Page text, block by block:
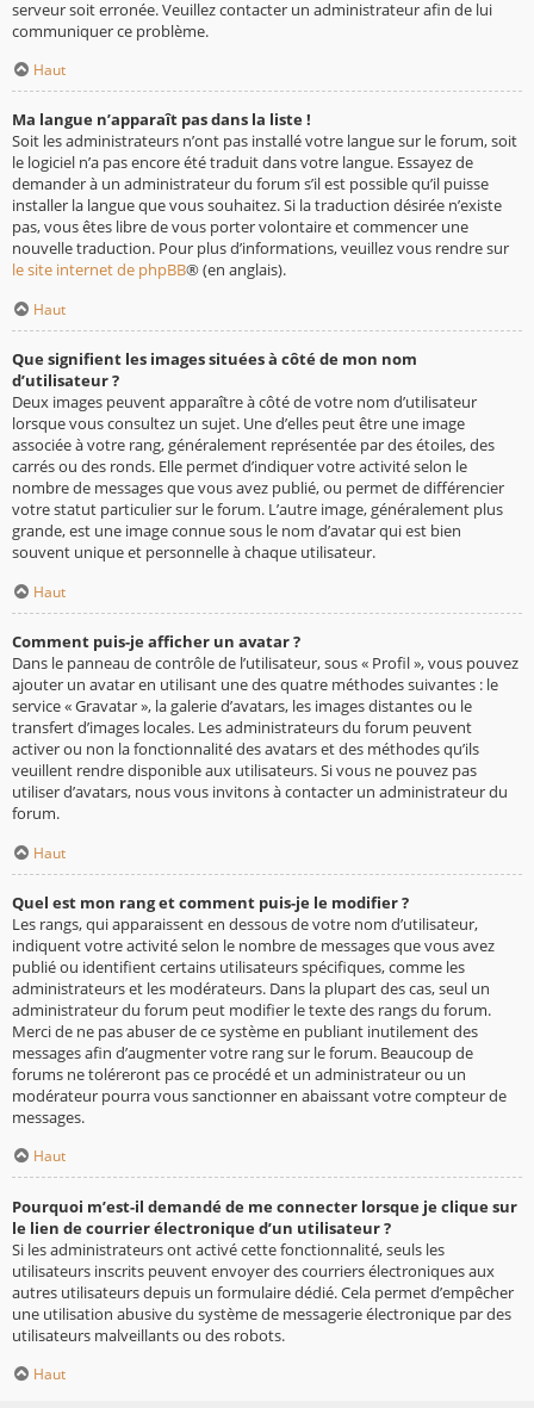
serveur soit erronée. Veuillez contacter un administrateur afin de lui
communiquer ce problème.
Haut
Ma langue n’apparaît pas dans la liste !
Soit les administrateurs n’ont pas installé votre langue sur le forum, soit
le logiciel n’a pas encore été traduit dans votre langue. Essayez de
demander à un administrateur du forum s’il est possible qu’il puisse
installer la langue que vous souhaitez. Si la traduction désirée n’existe
pas, vous êtes libre de vous porter volontaire et commencer une
nouvelle traduction. Pour plus d’informations, veuillez vous rendre sur
le site internet de phpBB® (en anglais).
Haut
Que signifient les images situées à côté de mon nom
d’utilisateur ?
Deux images peuvent apparaître à côté de votre nom d’utilisateur
lorsque vous consultez un sujet. Une d’elles peut être une image
associée à votre rang, généralement représentée par des étoiles, des
carrés ou des ronds. Elle permet d’indiquer votre activité selon le
nombre de messages que vous avez publié, ou permet de différencier
votre statut particulier sur le forum. L’autre image, généralement plus
grande, est une image connue sous le nom d’avatar qui est bien
souvent unique et personnelle à chaque utilisateur.
Haut
Comment puis-je afficher un avatar ?
Dans le panneau de contrôle de l’utilisateur, sous « Profil », vous pouvez
ajouter un avatar en utilisant une des quatre méthodes suivantes : le
service « Gravatar », la galerie d’avatars, les images distantes ou le
transfert d’images locales. Les administrateurs du forum peuvent
activer ou non la fonctionnalité des avatars et des méthodes qu’ils
veuillent rendre disponible aux utilisateurs. Si vous ne pouvez pas
utiliser d’avatars, nous vous invitons à contacter un administrateur du
forum.
Haut
Quel est mon rang et comment puis-je le modifier ?
Les rangs, qui apparaissent en dessous de votre nom d’utilisateur,
indiquent votre activité selon le nombre de messages que vous avez
publié ou identifient certains utilisateurs spécifiques, comme les
administrateurs et les modérateurs. Dans la plupart des cas, seul un
administrateur du forum peut modifier le texte des rangs du forum.
Merci de ne pas abuser de ce système en publiant inutilement des
messages afin d’augmenter votre rang sur le forum. Beaucoup de
forums ne toléreront pas ce procédé et un administrateur ou un
modérateur pourra vous sanctionner en abaissant votre compteur de
messages.
Haut
Pourquoi m’est-il demandé de me connecter lorsque je clique sur
le lien de courrier électronique d’un utilisateur ?
Si les administrateurs ont activé cette fonctionnalité, seuls les
utilisateurs inscrits peuvent envoyer des courriers électroniques aux
autres utilisateurs depuis un formulaire dédié. Cela permet d’empêcher
une utilisation abusive du système de messagerie électronique par des
utilisateurs malveillants ou des robots.
Haut